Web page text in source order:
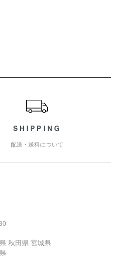
SHIPPING
配送・送料について
秋田県 宮城県